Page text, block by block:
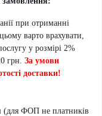
при отриманні
варто врахувати,
у розмірі 2%
грн. За умови
доставки!
(для ФОП не платників